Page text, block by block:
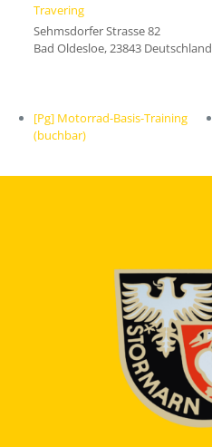
Travering
Sehmsdorfer Strasse 82
Bad Oldesloe, 23843 Deutschland
[Pg] Motorrad-Basis-Training
(buchbar)